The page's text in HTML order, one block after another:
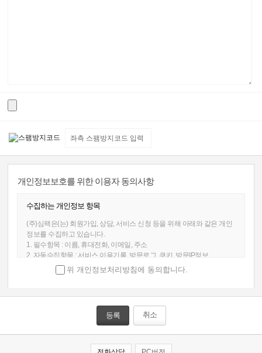
개인정보보호를 위한 이용자 동의사항
수집하는 개인정보 항목
(주)심팩은(는) 회원가입, 상담, 서비스 신청 등을 위해 아래와 같은 개인
정보를 수집하고 있습니다.
1. 필수항목 : 이름, 휴대전화, 이메일, 주소
2. 자동수집항목 : 서비스 이용기록, 방문로그, 쿠키, 방문IP정보
개인정보의 수집 및 이용목적
2. 고지사항 전달, 의사소통 경로 확보, 이벤트 당첨 물품 배송 시 정확한
4. 불량회원 부정 이용 방지 및 비인가 사용 방지
위 개인정보처리방침에 동의합니다.
취소